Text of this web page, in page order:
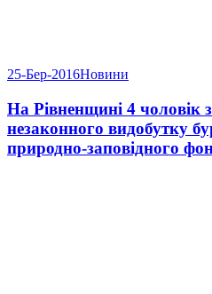
25-Бер-2016Новини
На Рівненщині 4 чоловік
незаконного видобутку
природно-заповідного